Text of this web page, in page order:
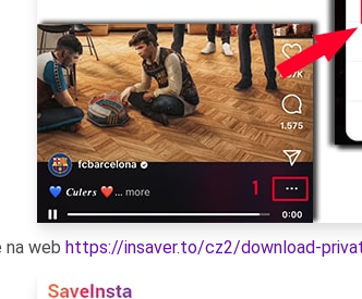
na web https://insaver.to/cz2/download-